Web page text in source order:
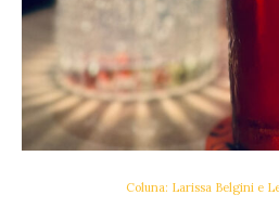
Coluna: Larissa Belgini e